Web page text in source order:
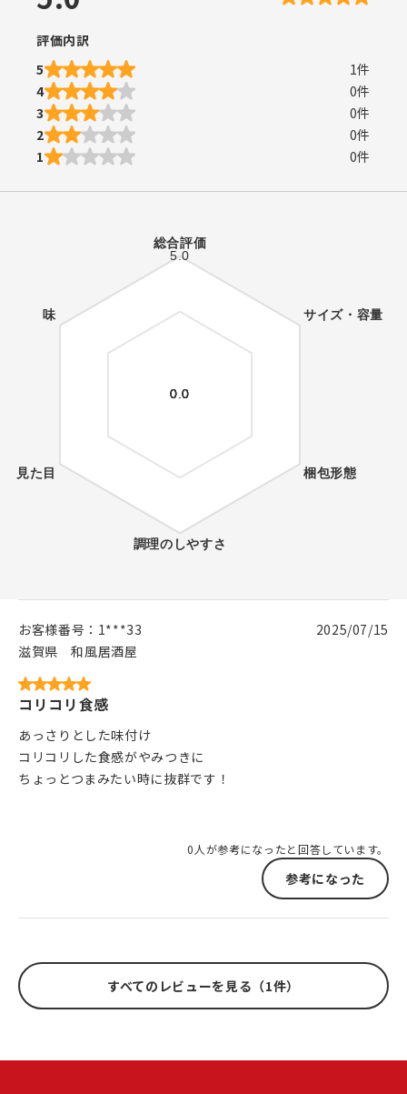
評価内訳
5
1件
4
0件
3
0件
2
0件
1
0件
お客様番号： 1***33
滋賀県
和風居酒屋
2025/07/15
コリコリ食感
あっさりとした味付け
コリコリした食感がやみつきに
ちょっとつまみたい時に抜群です！
0人が参考になったと回答しています。
参考になった
すべてのレビューを見る（1件）